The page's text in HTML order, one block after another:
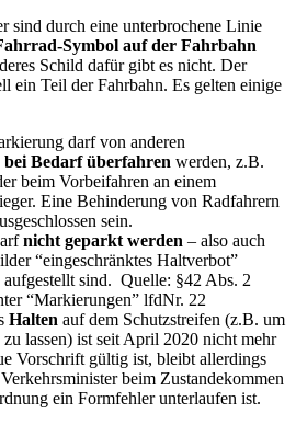
sind durch eine unterbrochene Linie
Symbol auf der Fahrbahn
Schild dafür gibt es nicht. Der
ein Teil der Fahrbahn. Es gelten einige
darf von anderen
bei Bedarf überfahren werden, z.B.
beim Vorbeifahren an einem
Eine Behinderung von Radfahrern
sein.
nicht geparkt werden – also auch
“eingeschränktes Haltverbot”
sind. Quelle: §42 Abs. 2
“Markierungen” lfdNr. 22
Halten auf dem Schutzstreifen (z.B. um
zu lassen) ist seit April 2020 nicht mehr
Vorschrift gültig ist, bleibt allerdings
beim Zustandekommen
ein Formfehler unterlaufen ist.